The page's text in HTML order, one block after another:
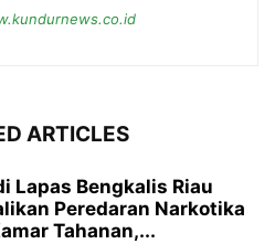
ARTICLES
Lapas Bengkalis Riau
Peredaran Narkotika
Tahanan,...